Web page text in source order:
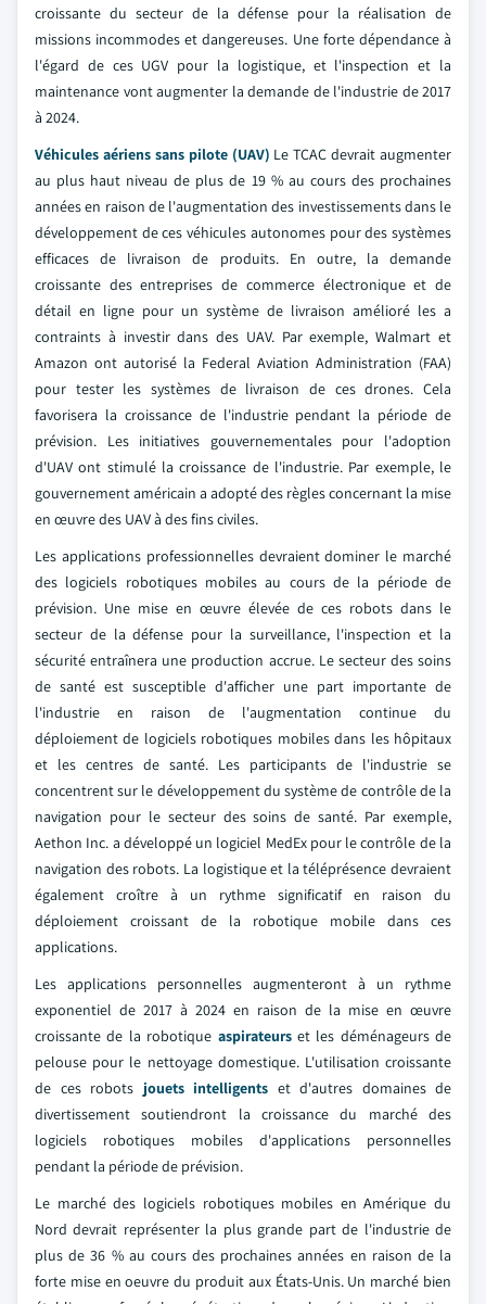
croissante du secteur de la défense pour la réalisation de
missions incommodes et dangereuses. Une forte dépendance à
l'égard de ces UGV pour la logistique, et l'inspection et la
maintenance vont augmenter la demande de l'industrie de 2017
à 2024.
Véhicules aériens sans pilote (UAV) Le TCAC devrait augmenter
au plus haut niveau de plus de 19 % au cours des prochaines
années en raison de l'augmentation des investissements dans le
développement de ces véhicules autonomes pour des systèmes
efficaces de livraison de produits. En outre, la demande
croissante des entreprises de commerce électronique et de
détail en ligne pour un système de livraison amélioré les a
contraints à investir dans des UAV. Par exemple, Walmart et
Amazon ont autorisé la Federal Aviation Administration (FAA)
pour tester les systèmes de livraison de ces drones. Cela
favorisera la croissance de l'industrie pendant la période de
prévision. Les initiatives gouvernementales pour l'adoption
d'UAV ont stimulé la croissance de l'industrie. Par exemple, le
gouvernement américain a adopté des règles concernant la mise
en œuvre des UAV à des fins civiles.
Les applications professionnelles devraient dominer le marché
des logiciels robotiques mobiles au cours de la période de
prévision. Une mise en œuvre élevée de ces robots dans le
secteur de la défense pour la surveillance, l'inspection et la
sécurité entraînera une production accrue. Le secteur des soins
de santé est susceptible d'afficher une part importante de
l'industrie en raison de l'augmentation continue du
déploiement de logiciels robotiques mobiles dans les hôpitaux
et les centres de santé. Les participants de l'industrie se
concentrent sur le développement du système de contrôle de la
navigation pour le secteur des soins de santé. Par exemple,
Aethon Inc. a développé un logiciel MedEx pour le contrôle de la
navigation des robots. La logistique et la téléprésence devraient
également croître à un rythme significatif en raison du
déploiement croissant de la robotique mobile dans ces
applications.
Les applications personnelles augmenteront à un rythme
exponentiel de 2017 à 2024 en raison de la mise en œuvre
croissante de la robotique aspirateurset les déménageurs de
pelouse pour le nettoyage domestique. L'utilisation croissante
de ces robots jouets intelligents et d'autres domaines de
divertissement soutiendront la croissance du marché des
logiciels robotiques mobiles d'applications personnelles
pendant la période de prévision.
Le marché des logiciels robotiques mobiles en Amérique du
Nord devrait représenter la plus grande part de l'industrie de
plus de 36 % au cours des prochaines années en raison de la
forte mise en oeuvre du produit aux États-Unis. Un marché bien